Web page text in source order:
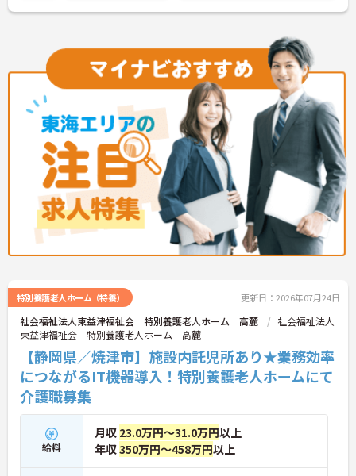
特別養護老人ホーム（特養） 更新日：2026年07月24日
社会福祉法人東益津福祉会 特別養護老人ホーム 高麓
社会福祉法人
東益津福祉会 特別養護老人ホーム 高麓
【静岡県／焼津市】施設内託児所あり★業務効率
につながるIT機器導入！特別養護老人ホームにて
介護職募集
給料
月収 23.0万円～31.0万円以上
年収350万円～458万円以上